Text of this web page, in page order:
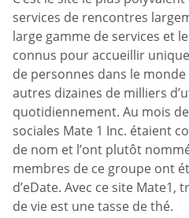
services de rencontres
large gamme de services et
connus pour accueillir
de personnes dans le
autres dizaines de milliers
quotidiennement. Au mois
sociales Mate 1 Inc. étaient
de nom et l’ont plutôt
membres de ce groupe ont
d’eDate. Avec ce site
de vie est une tasse de thé.